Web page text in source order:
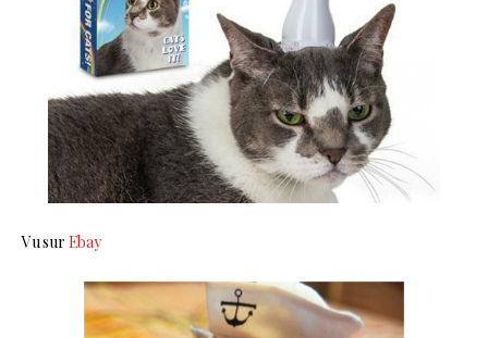
Vu sur Ebay